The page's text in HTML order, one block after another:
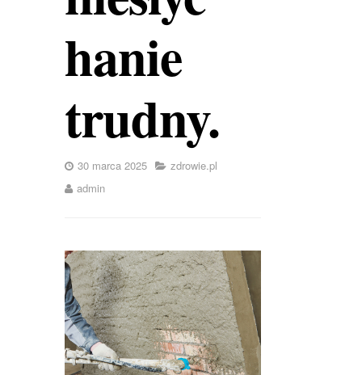
hanie
trudny.
30 marca 2025
zdrowie.pl
admin